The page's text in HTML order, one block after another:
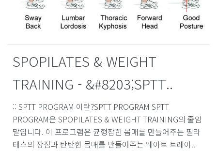
SPOPILATES & WEIGHT
TRAINING - &#8203;SPTT..
:: SPTT PROGRAM 이란?​SPTT PROGRAM SPTT
PROGRAM은 SPOPILATES & WEIGHT TRAINING의 줄임
말입니다. 이 프로그램은 균형잡힌 몸매를 만들어주는 필라
테스의 장점과 탄탄한 몸매를 만들어주는 웨이트 트레이..